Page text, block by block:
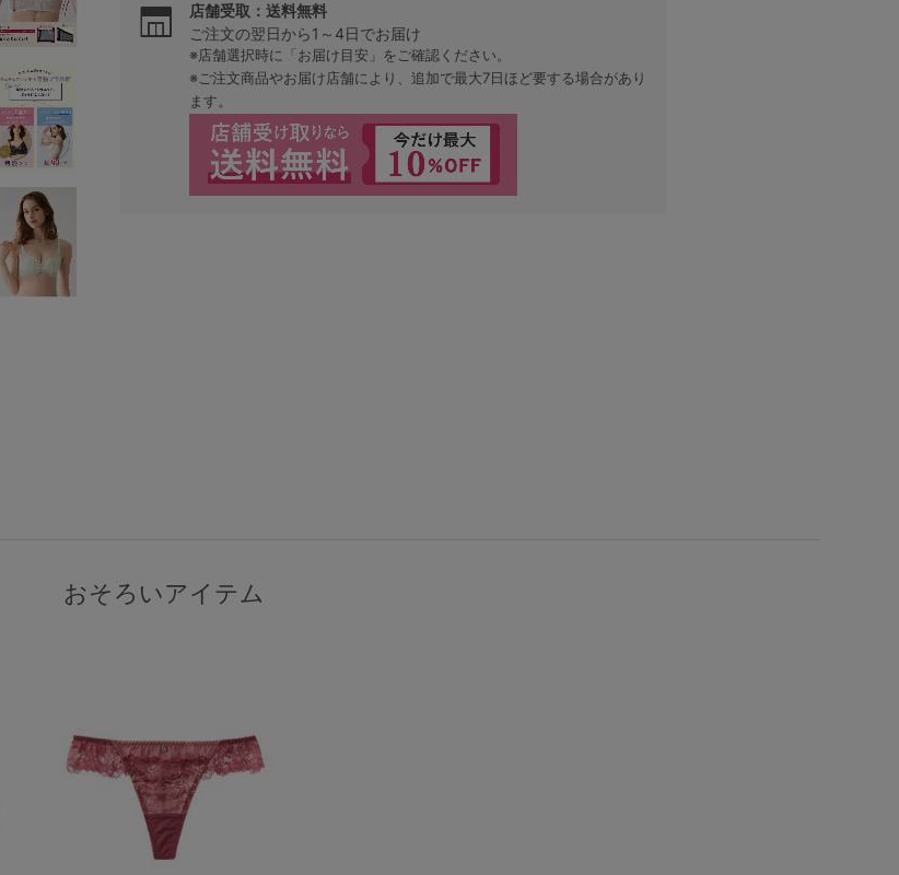
店舗受取：送料無料
ご注文の翌日から1～4日でお届け
※店舗選択時に「お届け目安」をご確認ください。
※ご注文商品やお届け店舗により、追加で最大7日ほど要する場合があり
ます。
おそろいアイテム